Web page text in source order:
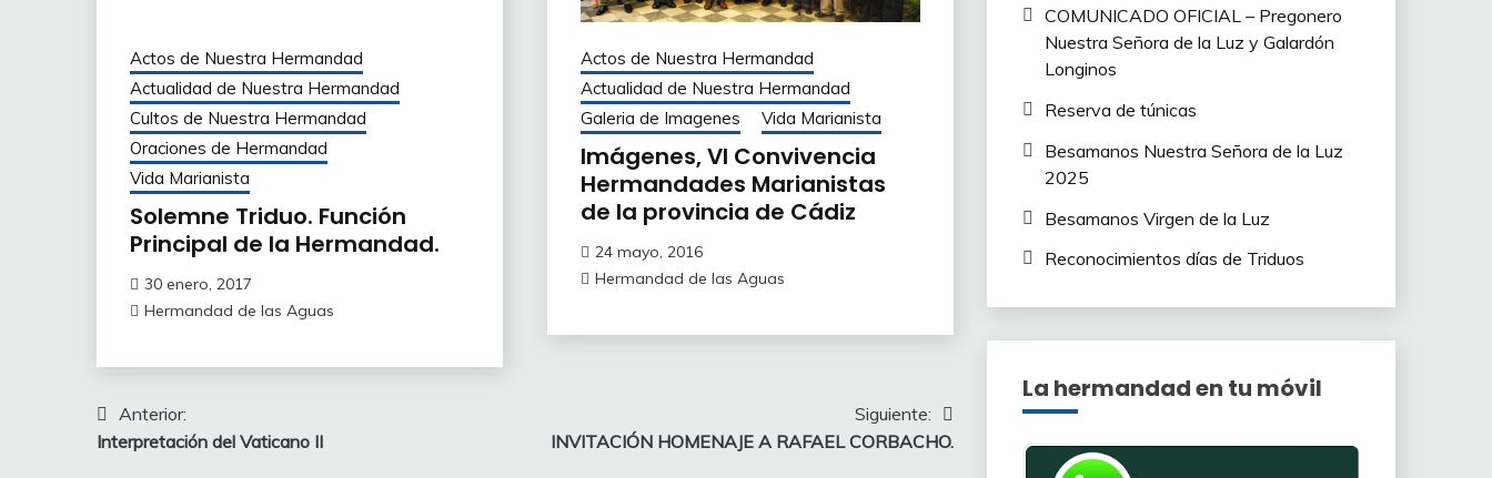
Actos de Nuestra Hermandad
Actualidad de Nuestra Hermandad
Cultos de Nuestra Hermandad
Oraciones de Hermandad
Vida Marianista
Solemne Triduo. Función
Principal de la Hermandad.
30 enero, 2017
Hermandad de las Aguas
Actos de Nuestra Hermandad
Actualidad de Nuestra Hermandad
Galeria de Imagenes
Vida Marianista
Imágenes, VI Convivencia
Hermandades Marianistas
de la provincia de Cádiz
24 mayo, 2016
Hermandad de las Aguas
Navegación
de
Anterior:
Interpretación del Vaticano II
Siguiente:
INVITACIÓN HOMENAJE A RAFAEL CORBACHO.
COMUNICADO OFICIAL – Pregonero
Nuestra Señora de la Luz y Galardón
Longinos
Reserva de túnicas
Besamanos Nuestra Señora de la Luz
2025
Besamanos Virgen de la Luz
Reconocimientos días de Triduos
La hermandad en tu móvil